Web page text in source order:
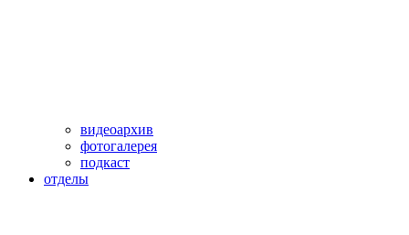
видеоархив
фотогалерея
подкаст
отделы